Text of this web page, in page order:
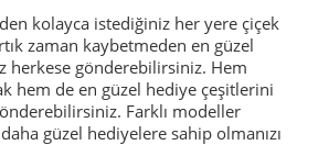
kolayca istediğiniz her yere çiçek
zaman kaybetmeden en güzel
herkese gönderebilirsiniz. Hem
hem de en güzel hediye çeşitlerini
Farklı modeller
güzel hediyelere sahip olmanızı